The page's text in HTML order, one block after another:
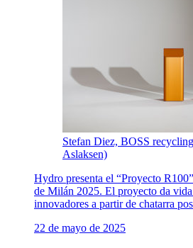
Stefan Diez, BOSS
Aslaksen)
Hydro presenta el “Proyecto
de Milán 2025. El proyecto da
innovadores a partir de chatarra
22 de mayo de 2025